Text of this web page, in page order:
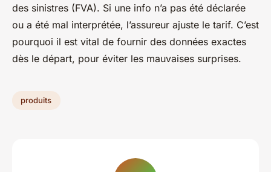
des sinistres (FVA). Si une info n’a pas été déclarée
ou a été mal interprétée, l’assureur ajuste le tarif. C’est
pourquoi il est vital de fournir des données exactes
dès le départ, pour éviter les mauvaises surprises.
produits